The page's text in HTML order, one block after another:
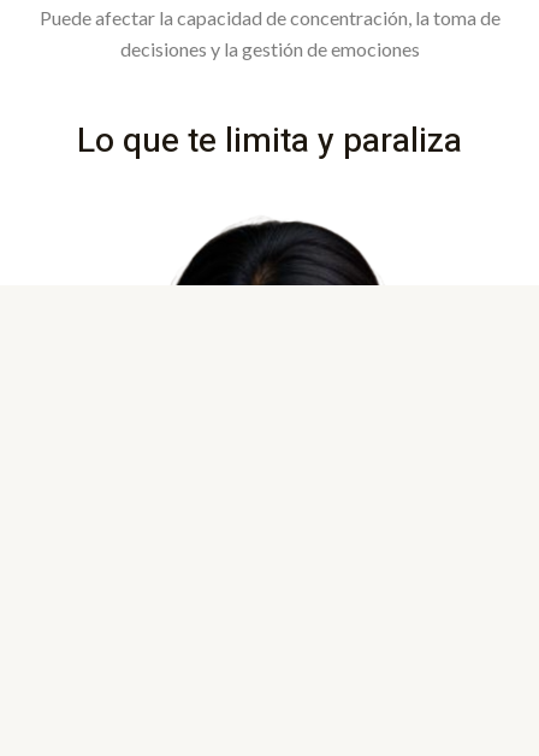
Puede afectar la capacidad de concentración, la toma de
decisiones y la gestión de emociones
Lo que te limita y paraliza